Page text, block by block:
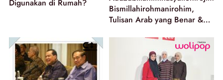
Digunakan di Rumah?
Bismillahirohmanirohim,
Tulisan Arab yang Benar &